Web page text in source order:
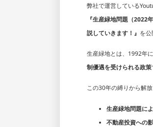
弊社で運営している
『生産緑地問題（2022
説していきます！』 を公
生産緑地とは、1992年
制優遇を受けられる政策
この30年の縛りから解
生産緑地問題に
不動産投資への